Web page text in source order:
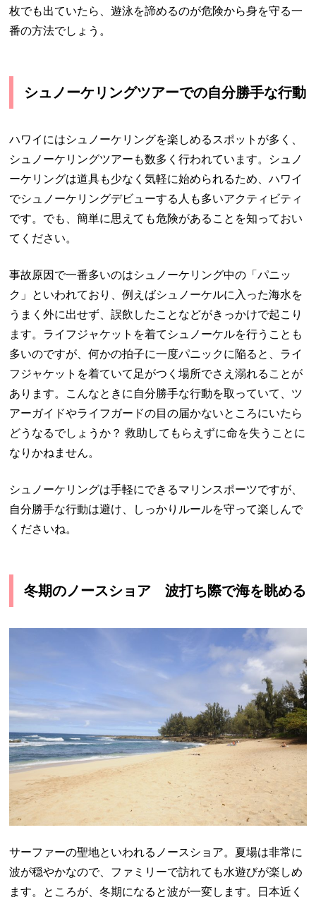
枚でも出ていたら、遊泳を諦めるのが危険から身を守る一
番の方法でしょう。
シュノーケリングツアーでの自分勝手な行動
ハワイにはシュノーケリングを楽しめるスポットが多く、
シュノーケリングツアーも数多く行われています。シュノ
ーケリングは道具も少なく気軽に始められるため、ハワイ
でシュノーケリングデビューする人も多いアクティビティ
です。でも、簡単に思えても危険があることを知っておい
てください。
事故原因で一番多いのはシュノーケリング中の「パニッ
ク」といわれており、例えばシュノーケルに入った海水を
うまく外に出せず、誤飲したことなどがきっかけで起こり
ます。ライフジャケットを着てシュノーケルを行うことも
多いのですが、何かの拍子に一度パニックに陥ると、ライ
フジャケットを着ていて足がつく場所でさえ溺れることが
あります。こんなときに自分勝手な行動を取っていて、ツ
アーガイドやライフガードの目の届かないところにいたら
どうなるでしょうか？ 救助してもらえずに命を失うことに
なりかねません。
シュノーケリングは手軽にできるマリンスポーツですが、
自分勝手な行動は避け、しっかりルールを守って楽しんで
くださいね。
冬期のノースショア 波打ち際で海を眺める
サーファーの聖地といわれるノースショア。夏場は非常に
波が穏やかなので、ファミリーで訪れても水遊びが楽しめ
ます。ところが、冬期になると波が一変します。日本近く